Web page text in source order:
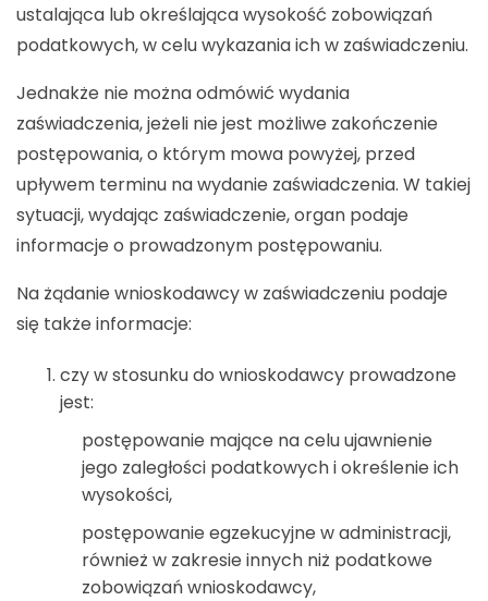
ustalająca lub określająca wysokość zobowiązań
podatkowych, w celu wykazania ich w zaświadczeniu.
Jednakże nie można odmówić wydania
zaświadczenia, jeżeli nie jest możliwe zakończenie
postępowania, o którym mowa powyżej, przed
upływem terminu na wydanie zaświadczenia. W takiej
sytuacji, wydając zaświadczenie, organ podaje
informacje o prowadzonym postępowaniu.
Na żądanie wnioskodawcy w zaświadczeniu podaje
się także informacje:
czy w stosunku do wnioskodawcy prowadzone
jest:
postępowanie mające na celu ujawnienie
jego zaległości podatkowych i określenie ich
wysokości,
postępowanie egzekucyjne w administracji,
również w zakresie innych niż podatkowe
zobowiązań wnioskodawcy,